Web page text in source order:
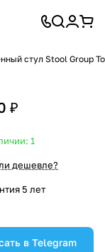
стул Stool Group
₽
1
дешевле?
5 лет
в Telegram